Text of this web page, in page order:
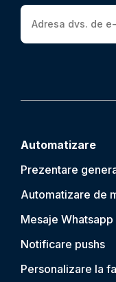
Automatizare
Prezentare
Automatizare de
Mesaje Whatsapp
Notificare pushs
Personalizare la